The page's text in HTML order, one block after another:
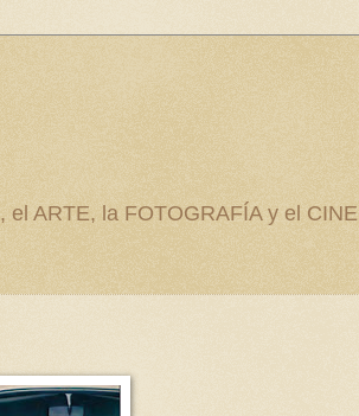
ARTE, la FOTOGRAFÍA y el CINE